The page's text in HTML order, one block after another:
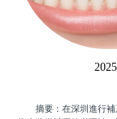
摘要：在深圳進行補